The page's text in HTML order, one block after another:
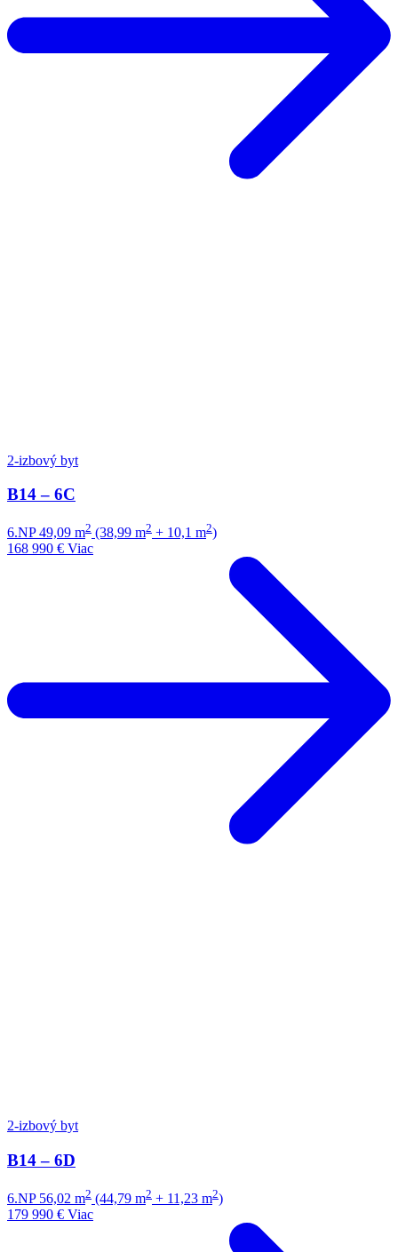
2-izbový byt
B14 – 6C
6.NP 49,09 m2 (38,99 m2 + 10,1 m2)
168 990 € Viac
2-izbový byt
B14 – 6D
6.NP 56,02 m2 (44,79 m2 + 11,23 m2)
179 990 € Viac